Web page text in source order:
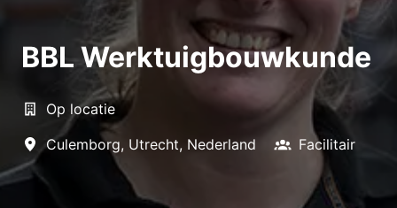
BBL Werktuigbouwkunde
Op locatie
Culemborg, Utrecht, Nederland Facilitair